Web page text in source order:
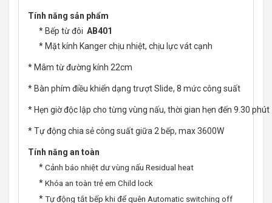
Tính năng sản phẩm
* Bếp từ đôi AB401
* Mặt kính Kanger chịu nhiệt, chịu lực vát cạnh
* Mâm từ đường kính 22cm
* Bàn phím điều khiển dạng trượt Slide, 8 mức công suất
* Hẹn giờ độc lập cho từng vùng nấu, thời gian hẹn đến 9.30 phút
* Tự động chia sẻ công suất giữa 2 bếp, max 3600W
Tính năng an toàn
* Cảnh báo nhiệt dư vùng nấu Residual heat
* Khóa an toàn trẻ em Child lock
* Tự động tắt bếp khi để quên Automatic switching off